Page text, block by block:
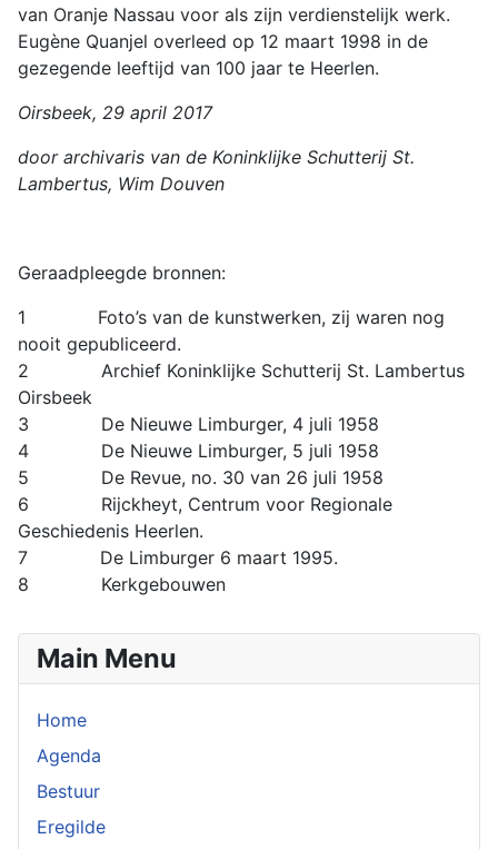
Main Menu
Home
Agenda
Bestuur
Eregilde
van Oranje Nassau voor als zijn verdienstelijk werk.
Eugène Quanjel overleed op 12 maart 1998 in de
gezegende leeftijd van 100 jaar te Heerlen.
Oirsbeek, 29 april 2017
door archivaris van de Koninklijke Schutterij St.
Lambertus, Wim Douven
Geraadpleegde bronnen:
1 Foto’s van de kunstwerken, zij waren nog
nooit gepubliceerd.
2 Archief Koninklijke Schutterij St. Lambertus
Oirsbeek
3 De Nieuwe Limburger, 4 juli 1958
4 De Nieuwe Limburger, 5 juli 1958
5 De Revue, no. 30 van 26 juli 1958
6 Rijckheyt, Centrum voor Regionale
Geschiedenis Heerlen.
7 De Limburger 6 maart 1995.
8 Kerkgebouwen